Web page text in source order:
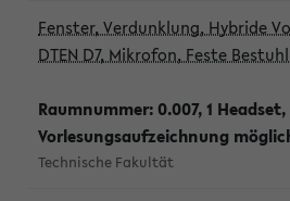
Fenster, Verdunklung, Hybride
DTEN D7, Mikrofon, Feste
Raumnummer: 0.007, 1
Vorlesungsaufzeichnung
Technische Fakultät